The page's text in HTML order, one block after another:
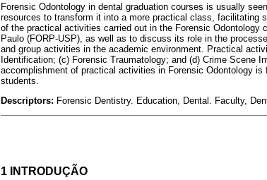
Forensic Odontology in dental graduation courses is usually
resources to transform it into a more practical class, facilitating
of the practical activities carried out in the Forensic
Paulo (FORP-USP), as well as to discuss its role in the
and group activities in the academic environment. Practical
Identification; (c) Forensic Traumatology; and (d) Crime Scene
accomplishment of practical activities in Forensic Odontology
students.
Descriptors: Forensic Dentistry. Education, Dental. Faculty,
1 INTRODUÇÃO